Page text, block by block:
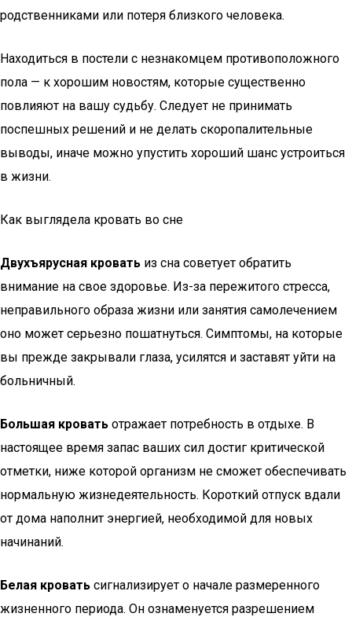
родственниками или потеря близкого человека.
Находиться в постели с незнакомцем противоположного
пола — к хорошим новостям, которые существенно
повлияют на вашу судьбу. Следует не принимать
поспешных решений и не делать скоропалительные
выводы, иначе можно упустить хороший шанс устроиться
в жизни.
Как выглядела кровать во сне
Двухъярусная кровать из сна советует обратить
внимание на свое здоровье. Из-за пережитого стресса,
неправильного образа жизни или занятия самолечением
оно может серьезно пошатнуться. Симптомы, на которые
вы прежде закрывали глаза, усилятся и заставят уйти на
больничный.
Большая кровать отражает потребность в отдыхе. В
настоящее время запас ваших сил достиг критической
отметки, ниже которой организм не сможет обеспечивать
нормальную жизнедеятельность. Короткий отпуск вдали
от дома наполнит энергией, необходимой для новых
начинаний.
Белая кровать сигнализирует о начале размеренного
жизненного периода. Он ознаменуется разрешением